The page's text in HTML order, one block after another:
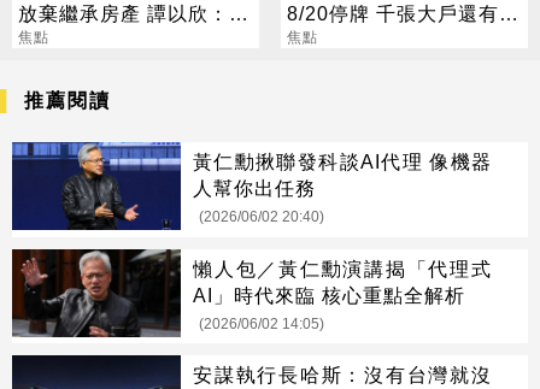
放棄繼承房產 譚以欣：不
實內容二次傷害
焦點
8/20停牌 千張大戶還有
252人
焦點
推薦閱讀
黃仁勳揪聯發科談AI代理 像機器
人幫你出任務
(2026/06/02 20:40)
懶人包／黃仁勳演講揭「代理式
AI」時代來臨 核心重點全解析
(2026/06/02 14:05)
安謀執行長哈斯：沒有台灣就沒